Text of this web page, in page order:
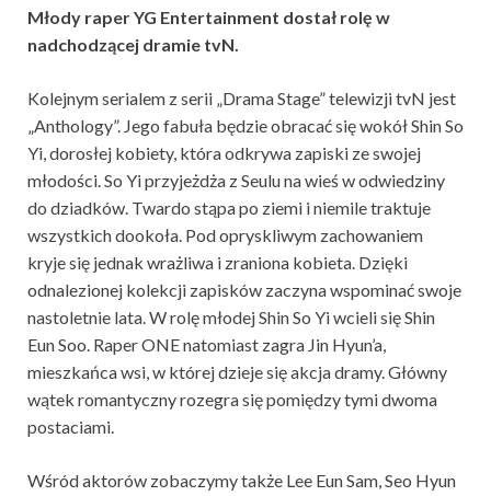
Młody raper YG Entertainment dostał rolę w
nadchodzącej dramie tvN.
Kolejnym serialem z serii „Drama Stage” telewizji tvN jest
„Anthology”. Jego fabuła będzie obracać się wokół Shin So
Yi, dorosłej kobiety, która odkrywa zapiski ze swojej
młodości. So Yi przyjeżdża z Seulu na wieś w odwiedziny
do dziadków. Twardo stąpa po ziemi i niemile traktuje
wszystkich dookoła. Pod opryskliwym zachowaniem
kryje się jednak wrażliwa i zraniona kobieta. Dzięki
odnalezionej kolekcji zapisków zaczyna wspominać swoje
nastoletnie lata. W rolę młodej Shin So Yi wcieli się Shin
Eun Soo. Raper ONE natomiast zagra Jin Hyun’a,
mieszkańca wsi, w której dzieje się akcja dramy. Główny
wątek romantyczny rozegra się pomiędzy tymi dwoma
postaciami.
Wśród aktorów zobaczymy także Lee Eun Sam, Seo Hyun